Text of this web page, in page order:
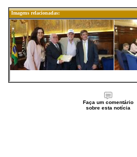
Imagens relacionadas:
Faça um comentário
sobre esta notícia